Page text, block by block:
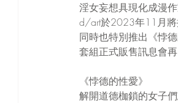
淫女妄想具現化成漫
d/art於2023年11月將
同時也特別推出《悖
套組正式販售訊息會
《悖德的性愛》
解開道德枷鎖的女子